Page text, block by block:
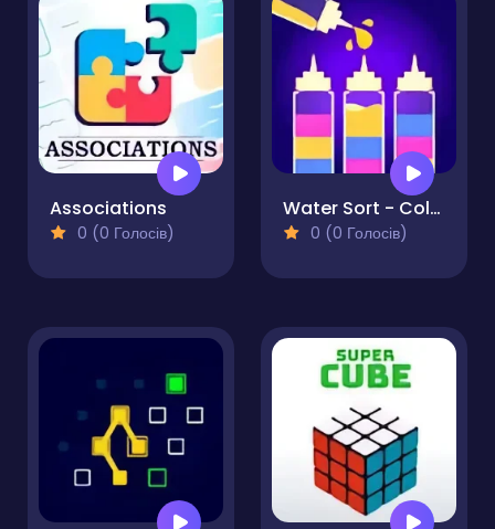
Associations
0 (0 Голосів)
Water Sort - Color Sort Puzzle
0 (0 Голосів)